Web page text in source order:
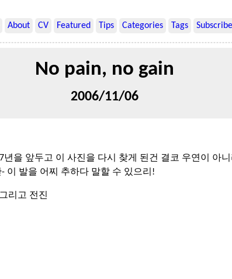
About CV Featured Tips Categories Tags Subscribe
No pain, no gain
2006/11/06
년을 앞두고 이 사진을 다시 찾게 된건 결코 우연이 아
이 발을 어찌 추하다 말할 수 있으리!
리고 전진